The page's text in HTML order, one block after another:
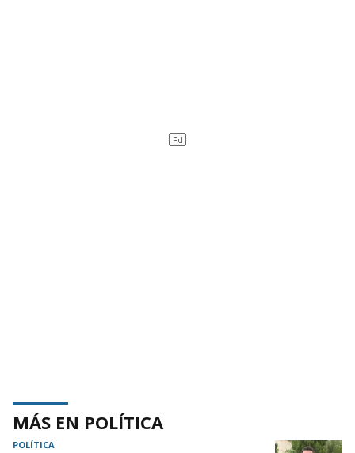
MÁS EN POLÍTICA
POLÍTICA